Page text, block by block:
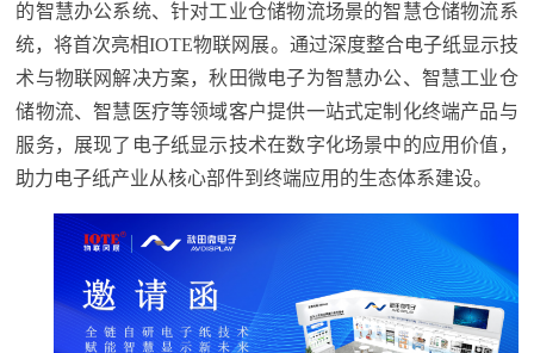
的智慧办公系统、针对工业仓储物流场景的智慧仓储物流系
统，将首次亮相IOTE物联网展。通过深度整合电子纸显示技
术与物联网解决方案，秋田微电子为智慧办公、智慧工业仓
储物流、智慧医疗等领域客户提供一站式定制化终端产品与
服务，展现了电子纸显示技术在数字化场景中的应用价值，
助力电子纸产业从核心部件到终端应用的生态体系建设。